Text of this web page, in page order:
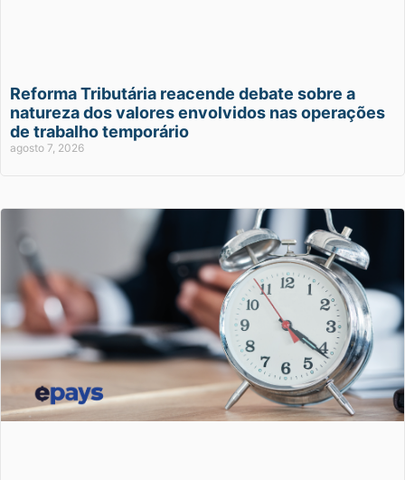
Reforma Tributária reacende debate sobre a
natureza dos valores envolvidos nas operações
de trabalho temporário
agosto 7, 2026